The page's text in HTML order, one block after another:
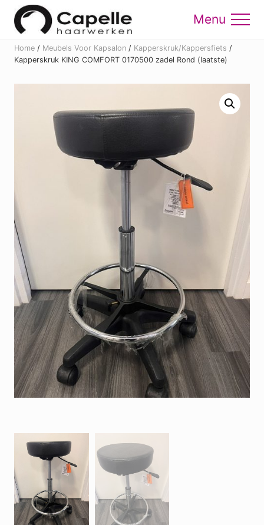
Menu
Skip
content
Skip
Menu
Home / Meubels Voor Kapsalon / Kapperskruk/Kappersfiets /
Kapperskruk KING COMFORT 0170500 zadel Rond (laatste)